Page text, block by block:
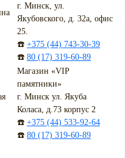
г. Минск, ул.
Якубовского, д. 32а, офис
25.
☎️ +375 (44) 743-30-39
☎️ 80 (17) 319-60-89
Магазин «VIP
памятники»
г. Минск ул. Якуба
Коласа, д.73 корпус 2
☎️ +375 (44) 533-92-64
☎️ 80 (17) 319-60-89